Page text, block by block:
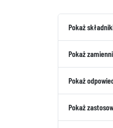
Pokaż
Pokaż
Pokaż
Pokaż